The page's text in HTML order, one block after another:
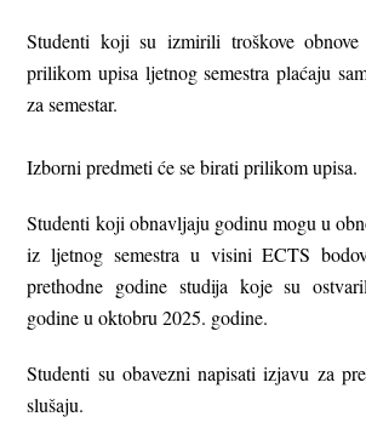
Studenti koji su izmirili troškove
prilikom upisa ljetnog semestra plaćaju
za semestar.
Izborni predmeti će se birati prilikom upisa.
Studenti koji obnavljaju godinu mogu u
iz ljetnog semestra u visini ECTS
prethodne godine studija koje su
godine u oktobru 2025. godine.
Studenti su obavezni napisati izjavu za
slušaju.